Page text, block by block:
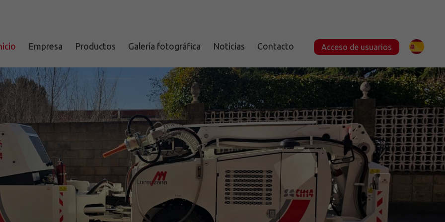
Empresa Productos Galería fotográfica Noticias Contacto Acceso de usuarios